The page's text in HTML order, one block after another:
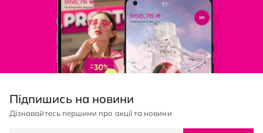
Підпишись на новини
Дізнавайтесь першими про акції та новини